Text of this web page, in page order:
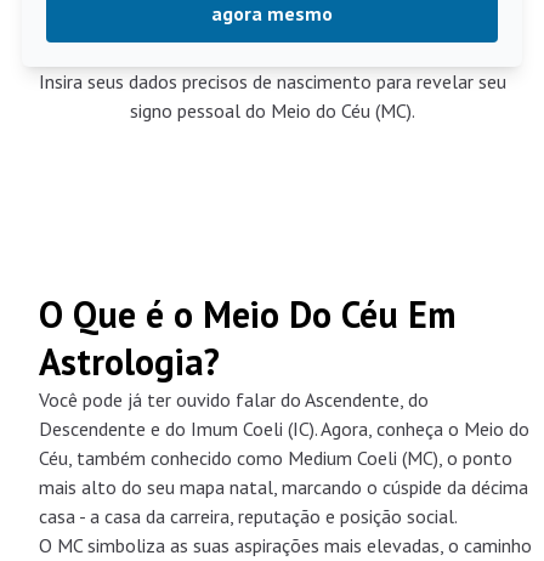
agora mesmo
Insira seus dados precisos de nascimento para revelar seu
signo pessoal do Meio do Céu (MC).
O Que é o Meio Do Céu Em
Astrologia?
Você pode já ter ouvido falar do Ascendente, do
Descendente e do Imum Coeli (IC). Agora, conheça o Meio do
Céu, também conhecido como Medium Coeli (MC), o ponto
mais alto do seu mapa natal, marcando o cúspide da décima
casa - a casa da carreira, reputação e posição social.
O MC simboliza as suas aspirações mais elevadas, o caminho